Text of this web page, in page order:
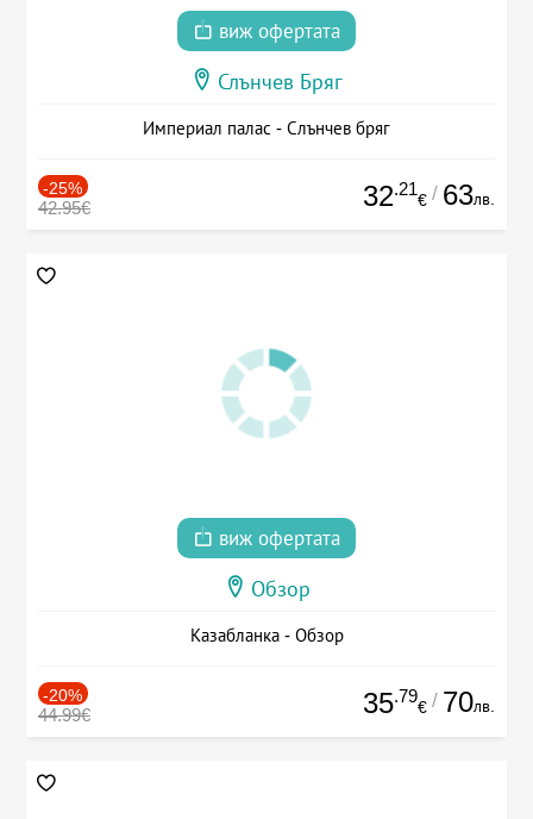
виж офертата
Слънчев Бряг
Империал палас - Слънчев бряг
-25%
42.95€ 32.21
€ / 63лв.
виж офертата
Обзор
Казабланка - Обзор
-20%
44.99€ 35.79
€ / 70лв.